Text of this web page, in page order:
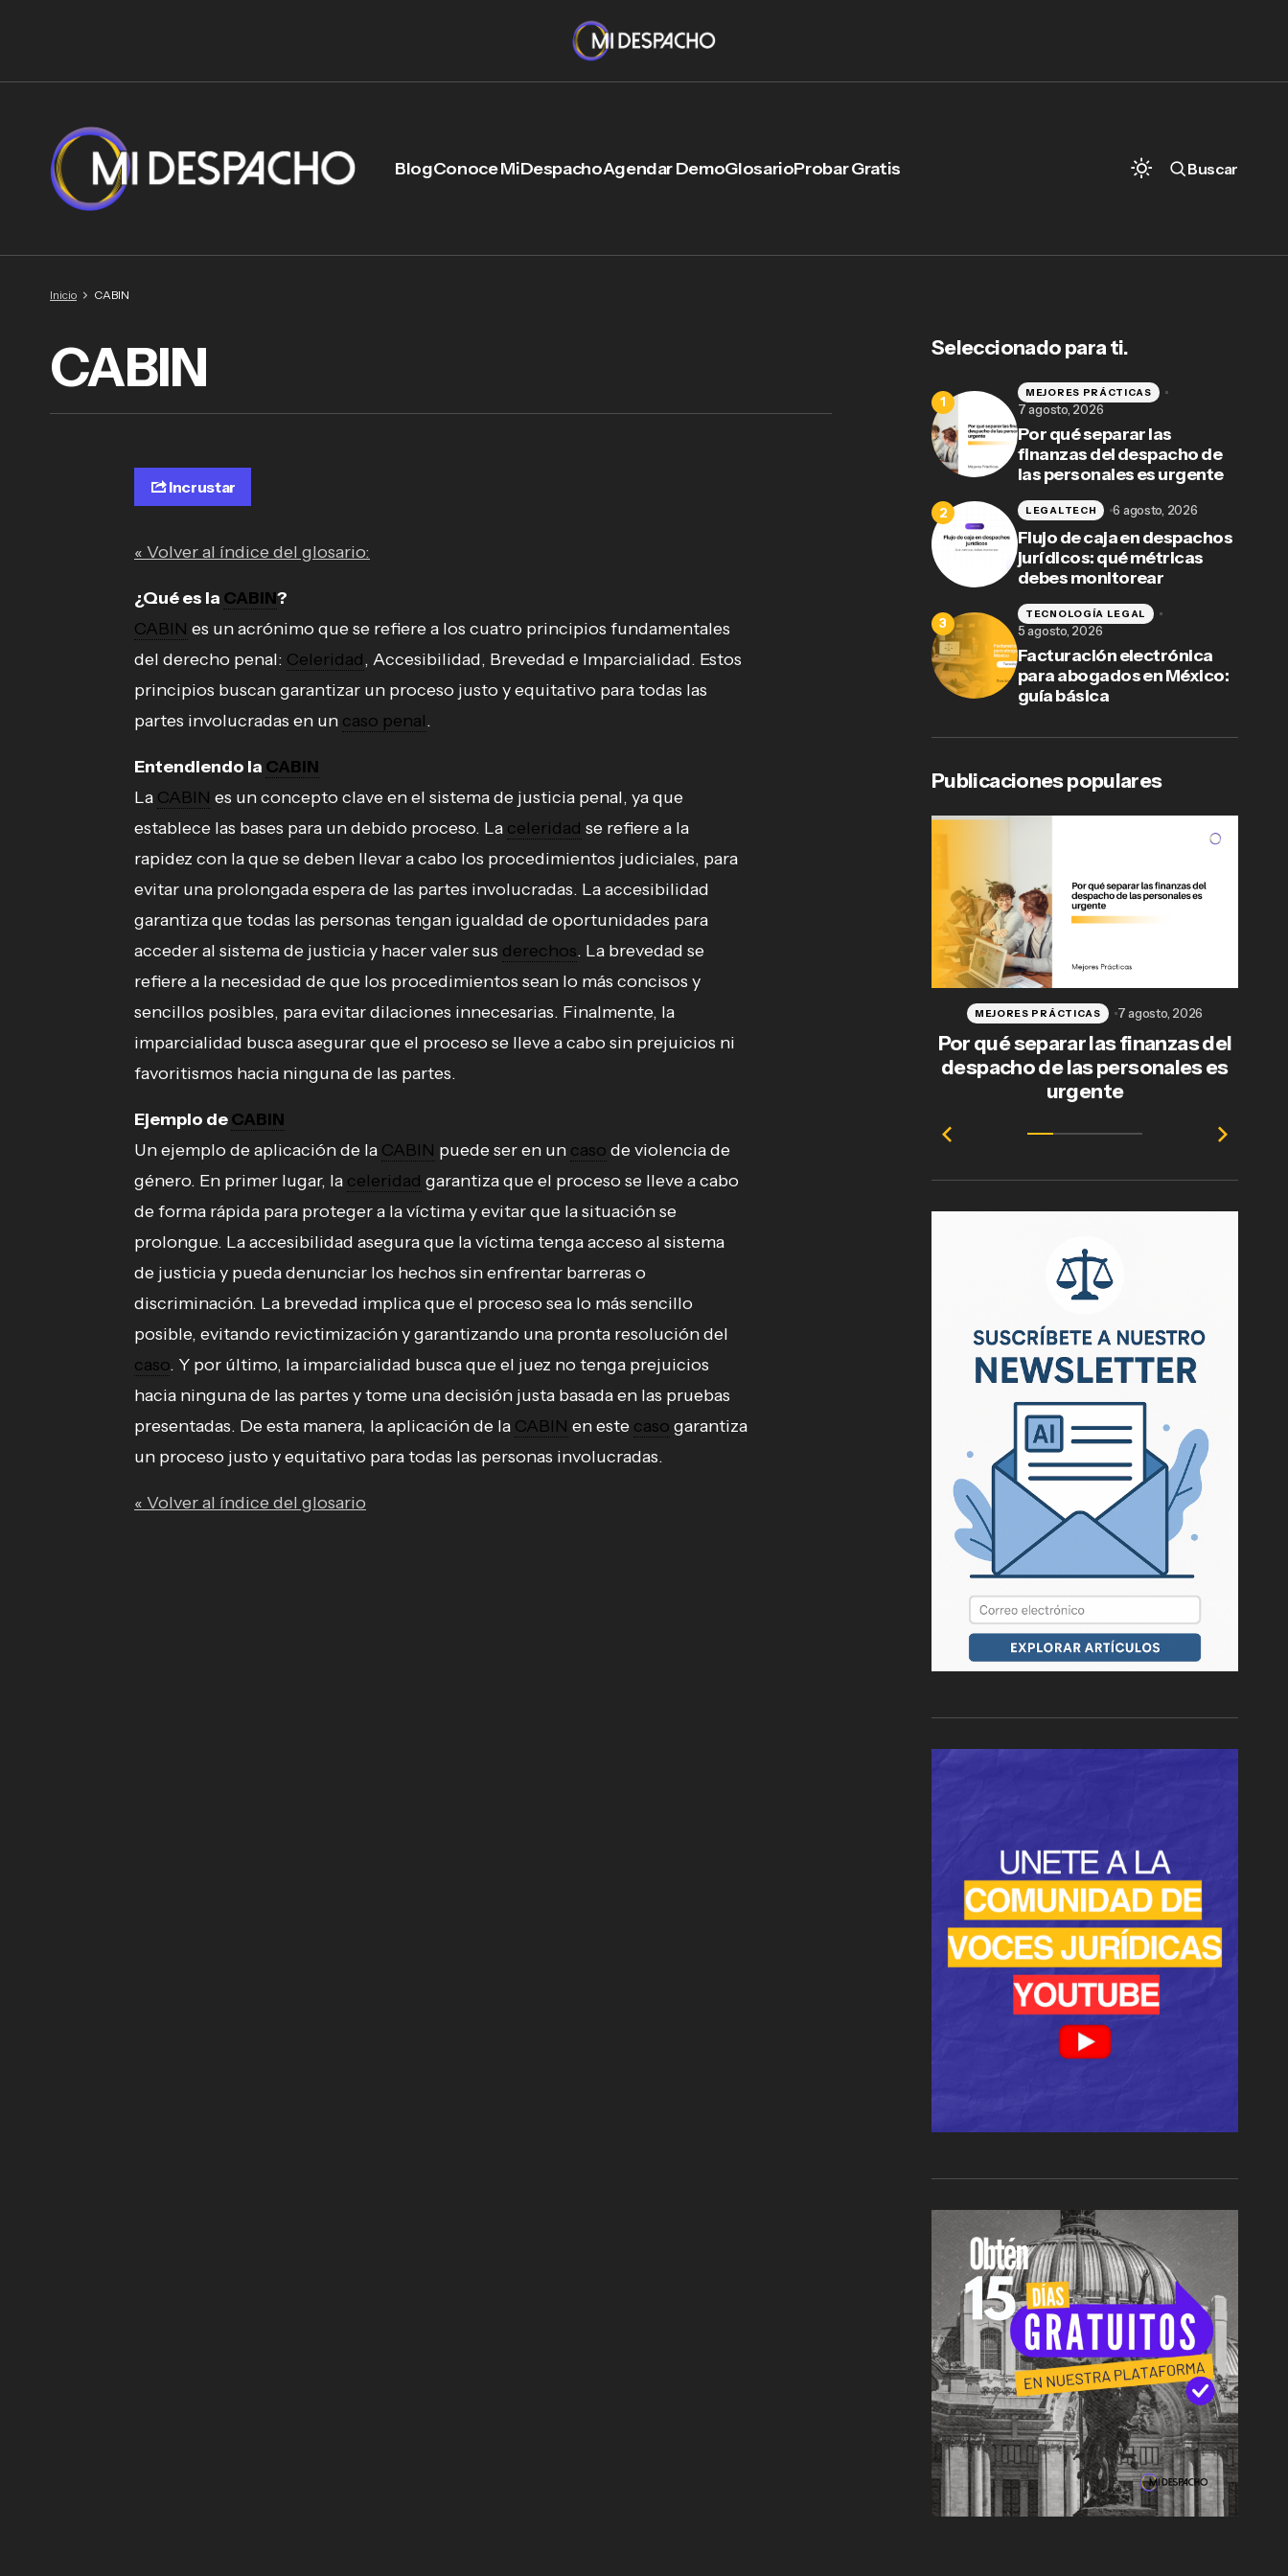
BlogConoce MiDespachoAgendar DemoGlosarioProbar Gratis Buscar
Inicio CABIN
CABIN
Incrustar
« Volver al índice del glosario:
¿Qué es la CABIN?
CABIN es un acrónimo que se refiere a los cuatro principios fundamentales
del derecho penal: Celeridad, Accesibilidad, Brevedad e Imparcialidad. Estos
principios buscan garantizar un proceso justo y equitativo para todas las
partes involucradas en un caso penal.
Entendiendo la CABIN
La CABIN es un concepto clave en el sistema de justicia penal, ya que
establece las bases para un debido proceso. La celeridad se refiere a la
rapidez con la que se deben llevar a cabo los procedimientos judiciales, para
evitar una prolongada espera de las partes involucradas. La accesibilidad
garantiza que todas las personas tengan igualdad de oportunidades para
acceder al sistema de justicia y hacer valer sus derechos. La brevedad se
refiere a la necesidad de que los procedimientos sean lo más concisos y
sencillos posibles, para evitar dilaciones innecesarias. Finalmente, la
imparcialidad busca asegurar que el proceso se lleve a cabo sin prejuicios ni
favoritismos hacia ninguna de las partes.
Ejemplo deCABIN
Un ejemplo de aplicación de la CABIN puede ser en un caso de violencia de
género. En primer lugar, la celeridad garantiza que el proceso se lleve a cabo
de forma rápida para proteger a la víctima y evitar que la situación se
prolongue. La accesibilidad asegura que la víctima tenga acceso al sistema
de justicia y pueda denunciar los hechos sin enfrentar barreras o
discriminación. La brevedad implica que el proceso sea lo más sencillo
posible, evitando revictimización y garantizando una pronta resolución del
caso. Y por último, la imparcialidad busca que el juez no tenga prejuicios
hacia ninguna de las partes y tome una decisión justa basada en las pruebas
presentadas. De esta manera, la aplicación de la CABIN en este caso garantiza
un proceso justo y equitativo para todas las personas involucradas.
« Volver al índice del glosario
Seleccionado para ti.
Por qué separar las
finanzas del despacho de
las personales es urgente
MEJORES PRÁCTICAS
7 agosto, 2026
Flujo de caja en despachos
jurídicos: qué métricas
debes monitorear
LEGALTECH 6 agosto, 2026
Facturación electrónica
para abogados en México:
guía básica
TECNOLOGÍA LEGAL
5 agosto, 2026
Publicaciones populares
Por qué separar las finanzas del
despacho de las personales es
urgente
MEJORES PRÁCTICAS 7 agosto, 2026